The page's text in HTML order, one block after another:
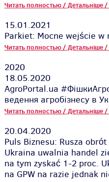
Читать полностью / Детальніше
15.01.2021
Parkiet: Mocne wejście w
Читать полностью / Детальніше
2020
18.05.2020
AgroPortal.ua
ведення агробізнесу в
Читать полностью / Детальніше
20.04.2020
Puls Biznesu: Rusza
Ukraina uwalnia handel
na tym zyskać 1-2 proc.
na GPW na razie jednak